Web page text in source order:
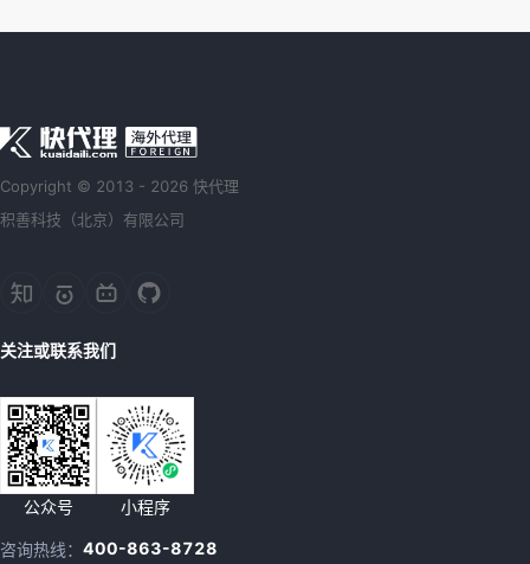
Copyright © 2013 - 2026 快代理
积善科技（北京）有限公司
关注或联系我们
公众号 小程序
咨询热线： 400-863-8728